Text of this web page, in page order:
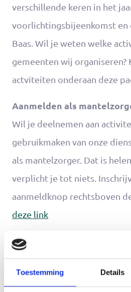
Toestemming Details
verschillende keren in het
voorlichtingsbijeenkomst en
Baas. Wil je weten welke
gemeenten wij organiseren?
actviteiten onderaan deze
Aanmelden als
Wil je deelnemen aan
gebruikmaken van onze
als mantelzorger. Dat is
verplicht je tot niets.
aanmeldknop rechtsboven
deze link
Ik meld me aan als